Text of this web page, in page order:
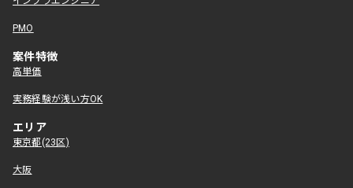
PMO
案件特徴
高単価
実務経験が浅い方OK
エリア
東京都(23区)
大阪